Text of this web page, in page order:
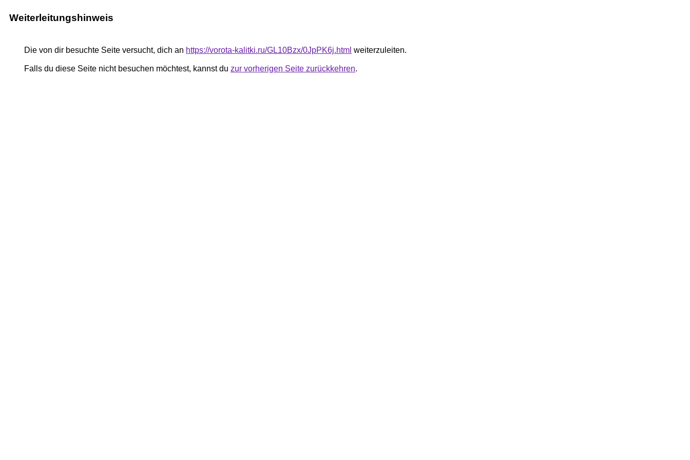
Weiterleitungshinweis
Die von dir besuchte Seite versucht, dich an https://vorota-kalitki.ru/GL10Bzx/0JpPK6j.html weiterzuleiten.
Falls du diese Seite nicht besuchen möchtest, kannst du zur vorherigen Seite zurückkehren.